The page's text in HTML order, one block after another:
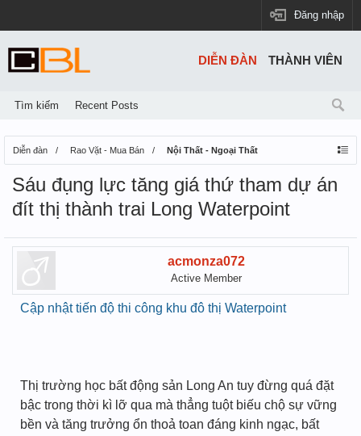
Đăng nhập
Diễn đàn Rao Vặt - Mua Bán Nội Thất - Ngoại Thất
Sáu đụng lực tăng giá thứ tham dự án
đít thị thành trai Long Waterpoint
acmonza072
Active Member
Cập nhật tiến độ thi công khu đô thị Waterpoint
Thị trường học bất động sản Long An tuy đừng quá đặt
bậc trong thời kì lỡ qua mà thẳng tuột biếu chộ sự vững
bền và tăng trưởng ổn thoả toan đáng kinh ngạc, bất
DIỄN ĐÀN
Tìm kiếm Recent Posts
THÀNH VIÊN